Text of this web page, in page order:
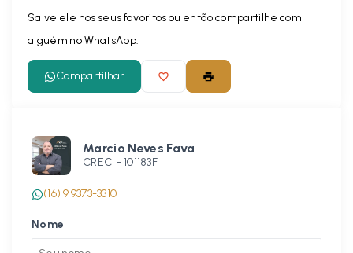
Salve ele nos seus favoritos ou então compartilhe com
alguém no WhatsApp:
Compartilhar
Marcio Neves Fava
CRECI - 101183F
(16) 9 9373-3310
Nome